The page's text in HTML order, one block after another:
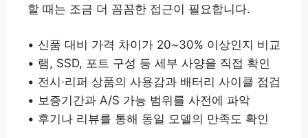
할 때는 조금 더 꼼꼼한 접근이 필요합니다.
• 신품 대비 가격 차이가 20~30% 이상인지 비교
• 램, SSD, 포트 구성 등 세부 사양을 직접 확인
• 전시·리퍼 상품의 사용감과 배터리 사이클 점검
• 보증기간과 A/S 가능 범위를 사전에 파악
• 후기나 리뷰를 통해 동일 모델의 만족도 확인